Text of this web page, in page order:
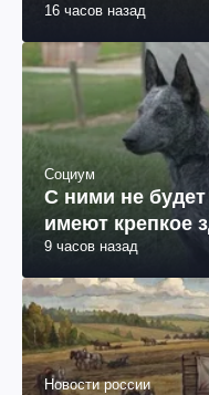
16 часов назад
Социум
С ними не
имеют крепкое
9 часов назад
Новости россии